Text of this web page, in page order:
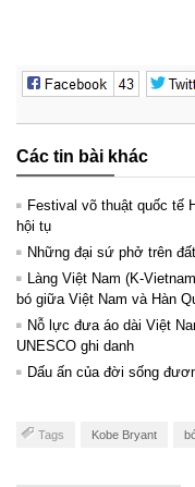
Các tin bài khác
Festival võ thuật quốc tế
hội tụ
Những đại sứ phở trên
Làng Việt Nam (K-
bó giữa Việt Nam và Hàn
Nỗ lực đưa áo dài Việt
UNESCO ghi danh
Dấu ấn của đời sống
Tags Kobe Bryant